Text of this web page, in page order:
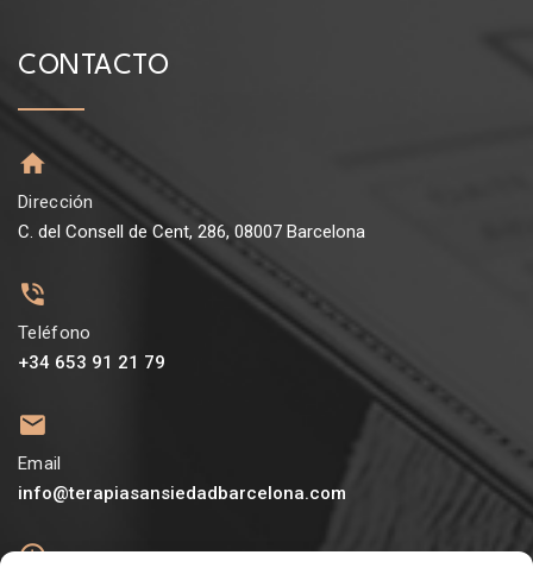
CONTACTO
Dirección
C. del Consell de Cent, 286, 08007 Barcelona
Teléfono
+34 653 91 21 79
Email
info@terapiasansiedadbarcelona.com